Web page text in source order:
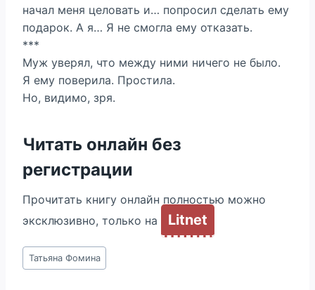
начал меня целовать и… попросил сделать ему
подарок. А я… Я не смогла ему отказать.
***
Муж уверял, что между ними ничего не было.
Я ему поверила. Простила.
Но, видимо, зря.
Читать онлайн без
регистрации
Прочитать книгу онлайн полностью можно
эксклюзивно, только на
Litnet
Метки
записи:
Татьяна Фомина